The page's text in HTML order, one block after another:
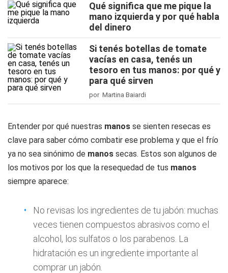
Qué significa que me pique la
mano izquierda y por qué habla
del dinero
Si tenés botellas de tomate
vacías en casa, tenés un
tesoro en tus manos: por qué y
para qué sirven
por Martina Baiardi
Entender por qué nuestras manos se sienten resecas es
clave para saber cómo combatir ese problema y que el frío
ya no sea sinónimo de manos secas. Estos son algunos de
los motivos por los que la resequedad de tus manos
siempre aparece:
No revisas los ingredientes de tu jabón: muchas
veces tienen compuestos abrasivos como el
alcohol, los sulfatos o los parabenos. La
hidratación es un ingrediente importante al
comprar un jabón.